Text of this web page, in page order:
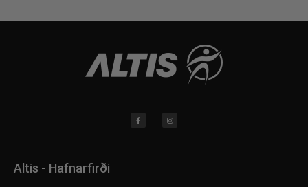
Altis - Hafnarfirði